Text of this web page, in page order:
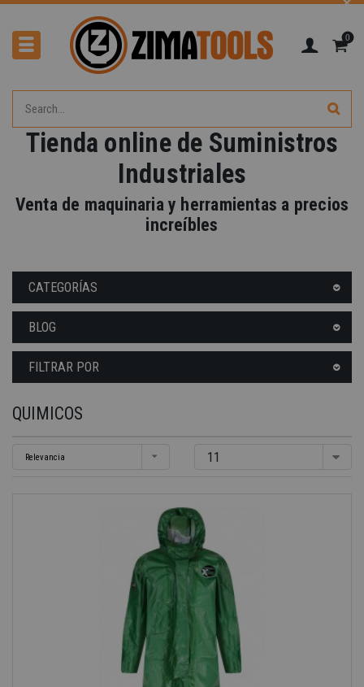
0
Tienda online de Suministros
Industriales
Venta de maquinaria y herramientas a precios
increíbles
CATEGORÍAS
BLOG
FILTRAR POR
QUIMICOS
Relevancia 11